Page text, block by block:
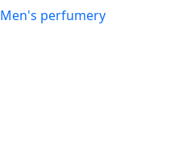
Men's perfumery